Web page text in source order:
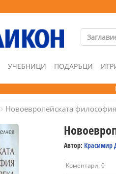
УЧЕБНИЦИ ПОДАРЪЦИ
Новоевропейската
Автор: Красимир
Коментари: 0